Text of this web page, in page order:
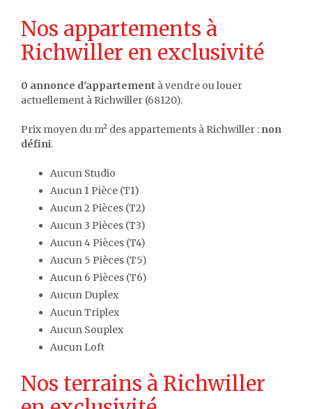
Nos appartements à
Richwiller en exclusivité
0 annonce d'appartement à vendre ou louer
actuellement à Richwiller (68120).
Prix moyen du m² des appartements à Richwiller : non
défini.
Aucun Studio
Aucun 1 Pièce (T1)
Aucun 2 Pièces (T2)
Aucun 3 Pièces (T3)
Aucun 4 Pièces (T4)
Aucun 5 Pièces (T5)
Aucun 6 Pièces (T6)
Aucun Duplex
Aucun Triplex
Aucun Souplex
Aucun Loft
Nos terrains à Richwiller